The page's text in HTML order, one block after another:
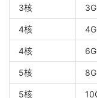
3核 3G
4核 4G
4核 6G
5核 8G
5核